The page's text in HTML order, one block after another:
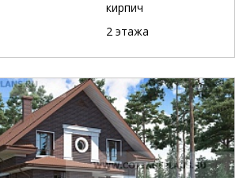
кирпич
2 этажа